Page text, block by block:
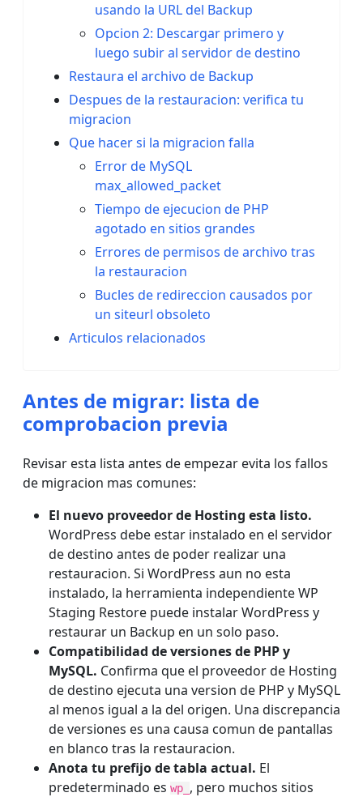
usando la URL del Backup
Opcion 2: Descargar primero y
luego subir al servidor de destino
Restaura el archivo de Backup
Despues de la restauracion: verifica tu
migracion
Que hacer si la migracion falla
Error de MySQL
max_allowed_packet
Tiempo de ejecucion de PHP
agotado en sitios grandes
Errores de permisos de archivo tras
la restauracion
Bucles de redireccion causados por
un siteurl obsoleto
Articulos relacionados
Antes de migrar: lista de
comprobacion previa
Revisar esta lista antes de empezar evita los fallos
de migracion mas comunes:
El nuevo proveedor de Hosting esta listo.
WordPress debe estar instalado en el servidor
de destino antes de poder realizar una
restauracion. Si WordPress aun no esta
instalado, la herramienta independiente WP
Staging Restore puede instalar WordPress y
restaurar un Backup en un solo paso.
Compatibilidad de versiones de PHP y
MySQL. Confirma que el proveedor de Hosting
de destino ejecuta una version de PHP y MySQL
al menos igual a la del origen. Una discrepancia
de versiones es una causa comun de pantallas
en blanco tras la restauracion.
Anota tu prefijo de tabla actual. El
predeterminado es wp_ , pero muchos sitios